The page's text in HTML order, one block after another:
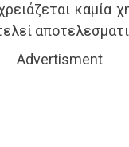
καμία
Advertisment